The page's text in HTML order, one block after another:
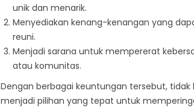
unik dan menarik.
Menyediakan kenang-kenangan yang
reuni.
Menjadi sarana untuk mempererat
atau komunitas.
Dengan berbagai keuntungan tersebut, tidak
menjadi pilihan yang tepat untuk